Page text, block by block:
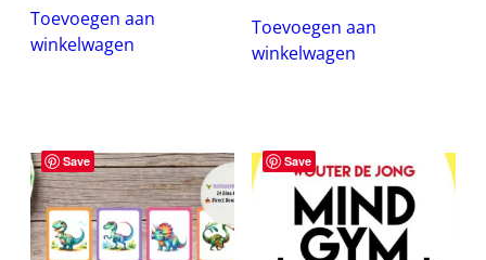
Toevoegen aan
winkelwagen
Toevoegen aan
winkelwagen
Save Save